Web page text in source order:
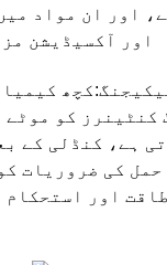
اور ان مواد
اور آکسیڈیشن
کچھ
کنٹینرز کو موٹے
ہے، کنڈلی کے
حمل کی ضروریات
اور استحکام